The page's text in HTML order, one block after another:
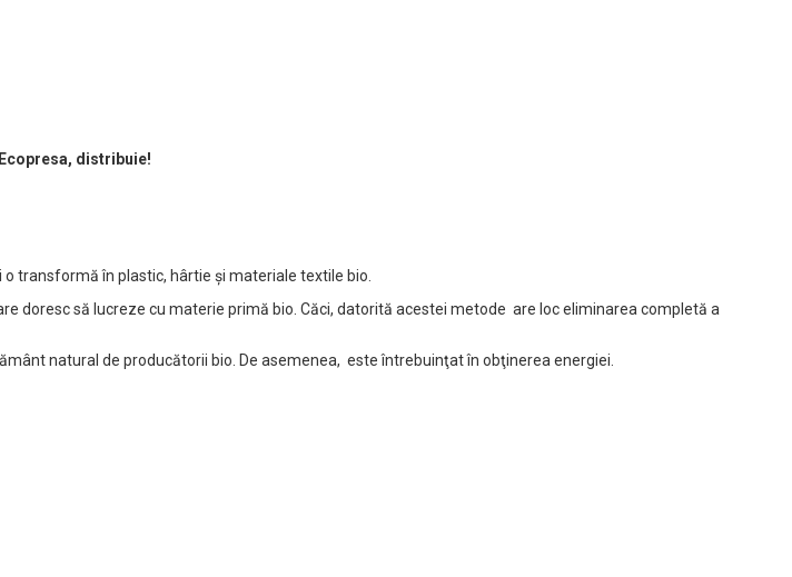
distribuie!
transformă în plastic, hârtie şi materiale textile bio.
doresc să lucreze cu materie primă bio. Căci, datorită acestei metode are loc eliminarea completă a
natural de producătorii bio. De asemenea, este întrebuinţat în obţinerea energiei.